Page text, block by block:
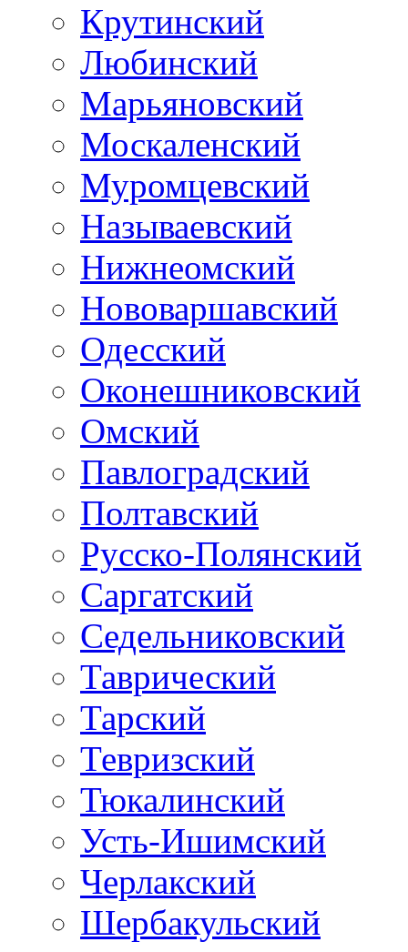
Крутинский
Любинский
Марьяновский
Москаленский
Муромцевский
Называевский
Нижнеомский
Нововаршавский
Одесский
Оконешниковский
Омский
Павлоградский
Полтавский
Русско-Полянский
Саргатский
Седельниковский
Таврический
Тарский
Тевризский
Тюкалинский
Усть-Ишимский
Черлакский
Шербакульский